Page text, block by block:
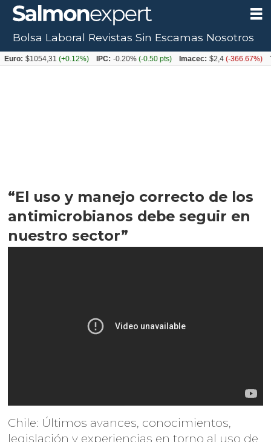
“El uso y manejo correcto de los
antimicrobianos debe seguir en
nuestro sector”
Chile: Últimos avances, conocimientos,
legislación y experiencias en torno al uso de
Bolsa Laboral Revistas Sin Escamas Nosotros
(+0.12%) IPC: -0.20%(-0.50 pts) Imacec: $2,4(-366.67%) TPM: